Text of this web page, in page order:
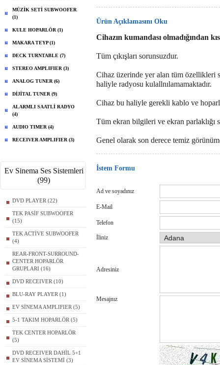
MÜZİK SETİ SUBWOOFER
(1)
KULE HOPARLÖR (1)
MAKARA TEYP (1)
DECK TURNTABLE (7)
STEREO AMPLIFIER (3)
ANALOG TUNER (6)
DİJİTAL TUNER (9)
ALARMLI SAATLİ RADYO
(4)
AUDIO TIMER (4)
RECEIVER AMPLIFIER (3)
Ev Sinema Ses Sistemleri
(99)
DVD PLAYER (22)
TEK PASİF SUBWOOFER
(15)
TEK ACTİVE SUBWOOFER
(4)
REAR-FRONT-SURROUND-
CENTER HOPARLÖR
GRUPLARI (16)
DVD RECEIVER (10)
BLU-RAY PLAYER (1)
EV SİNEMA AMPLIFIER (5)
5-1 TAKIM HOPARLÖR (5)
TEK CENTER HOPARLÖR
(5)
DVD RECEIVER DAHİL 5+1
EV SİNEMA SİSTEMİ (3)
Ürün Açıklamasını Oku
Cihazın kumandası olmadığından
Tüm çıkışları sorunsuzdur.
Cihaz üzerinde yer alan tüm özellikleri
haliyle radyosu kulallnılamamaktadır.
Cihaz bu haliyle gerekli kablo ve
Tüm ekran bilgileri ve ekran parlaklığı
Genel olarak son derece temiz
İstem Formu
Ad ve soyadınız
E-Mail
Telefon
İliniz
Adresiniz
Mesajnız